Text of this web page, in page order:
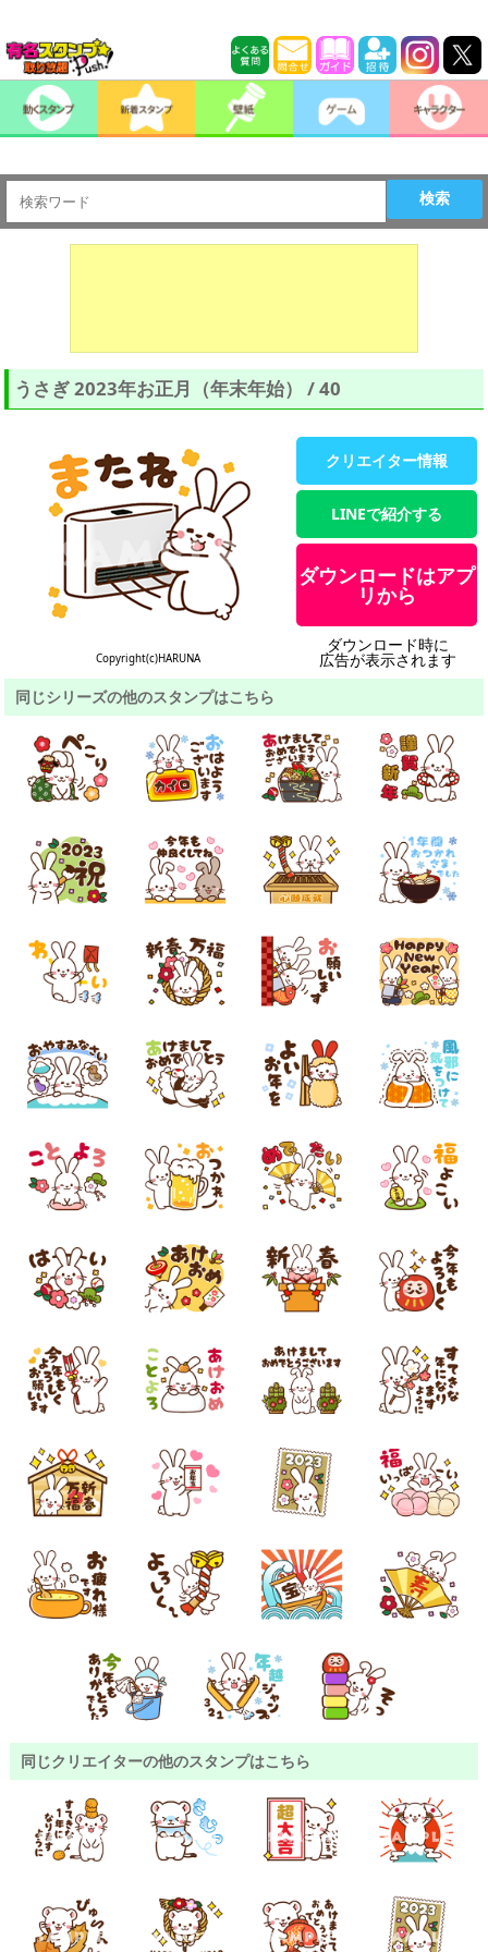
検索
うさぎ 2023年お正月（年末年始） / 40
Copyright(c)HARUNA
クリエイター情報
LINEで紹介する
ダウンロードはアプ
リから
ダウンロード時に
広告が表示されます
同じシリーズの他のスタンプはこちら
同じクリエイターの他のスタンプはこちら